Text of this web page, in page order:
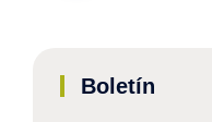
Boletín